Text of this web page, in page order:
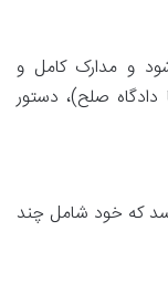
و مدارک کامل و
صلح)، دستور
که خود شامل چند